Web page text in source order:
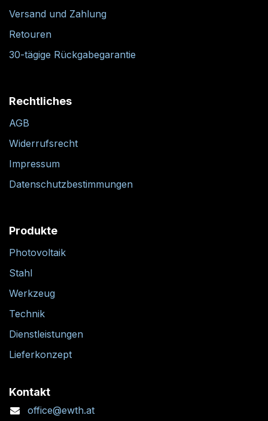
Versand und Zahlung
Retouren
30-tägige Rückgabegarantie
Rechtliches
AGB
Widerrufsrecht
Impressum
Datenschutzbestimmungen
Produkte
Photovoltaik
Stahl
Werkzeug
Technik
Dienstleistungen
Lieferkonzept
Kontakt
office@ewth.at